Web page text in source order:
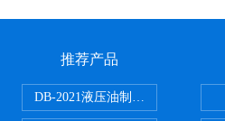
推荐产品
DB-2021液压油制动器